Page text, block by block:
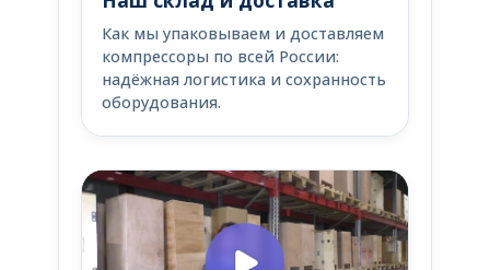
Как мы упаковываем и доставляем
компрессоры по всей России:
надёжная логистика и сохранность
оборудования.